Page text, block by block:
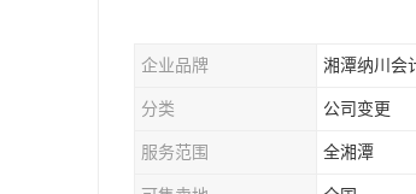
企业品牌 湘潭纳川会
分类 公司变更
服务范围 全湘潭